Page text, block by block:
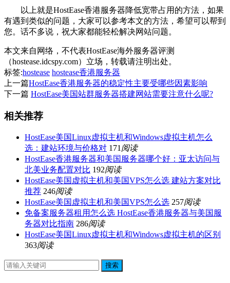
以上就是HostEase香港服务器降低宽带占用的方法，如果
有遇到类似的问题，大家可以参考本文的方法，希望可以帮到
您。话不多说，祝大家都能轻松解决网站问题。
本文来自网络，不代表HostEase海外服务器评测
（hostease.idcspy.com）立场，转载请注明出处。
标签:hostease hostease香港服务器
上一篇HostEase香港服务器的稳定性主要受哪些因素影响
下一篇 HostEase美国站群服务器搭建网站需要注意什么呢?
相关推荐
HostEase美国Linux虚拟主机和Windows虚拟主机怎么
选：建站环境与价格对 171 阅读
HostEase香港服务器和美国服务器哪个好：亚太访问与
北美业务配置对比 192阅读
HostEase美国虚拟主机和美国VPS怎么选 建站方案对比
推荐 246阅读
HostEase美国虚拟主机和美国VPS怎么选 257阅读
免备案服务器租用怎么选 HostEase香港服务器与美国服
务器对比指南 286阅读
HostEase美国Linux虚拟主机和Windows虚拟主机的区别
363阅读
搜索